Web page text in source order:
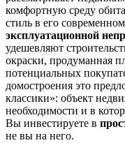
комфортную среду
стиль в его
эксплуатационной
удешевляют
окраски, продуманная
потенциальных
домостроения это
классики»: объект
необходимости и в
Вы инвестируете в
не вы на него.